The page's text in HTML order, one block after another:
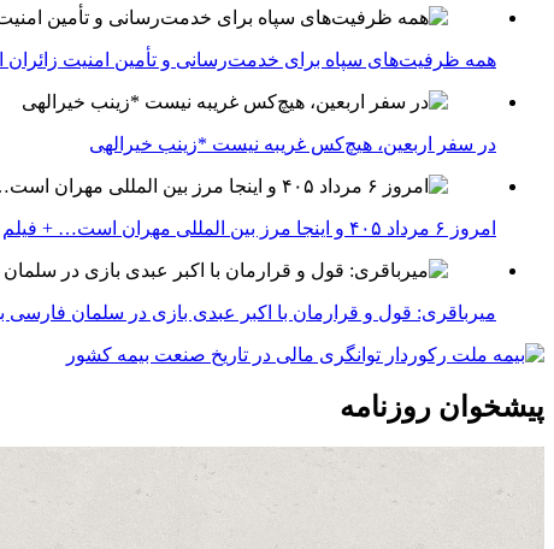
همه ظرفیت‌های سپاه برای خدمت‌رسانی و تأمین امنیت زائران
در سفر اربعین، هیچ‌کس غریبه نیست *زینب خیرالهی
امروز ۶ مرداد ۴۰۵ و اینجا مرز بین المللی مهران است… + فیلم
میرباقری: قول و قرارمان با اکبر عبدی بازی در سلمان فارسی
پیشخوان روزنامه